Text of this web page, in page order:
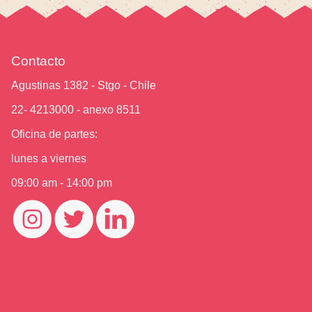
Contacto
Agustinas 1382 - Stgo - Chile
22- 4213000 - anexo 8511
Oficina de partes:
lunes a viernes
09:00 am - 14:00 pm